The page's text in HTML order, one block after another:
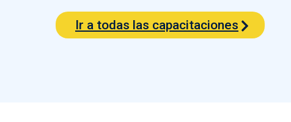
Ir a todas las capacitaciones